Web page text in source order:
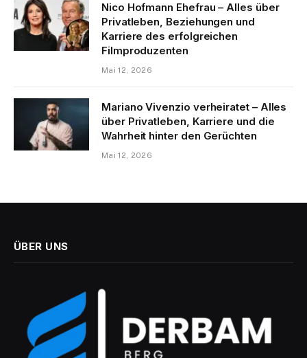
Nico Hofmann Ehefrau – Alles über
Privatleben, Beziehungen und
Karriere des erfolgreichen
Filmproduzenten
Mai 12, 2026
Mariano Vivenzio verheiratet – Alles
über Privatleben, Karriere und die
Wahrheit hinter den Gerüchten
Mai 12, 2026
ÜBER UNS